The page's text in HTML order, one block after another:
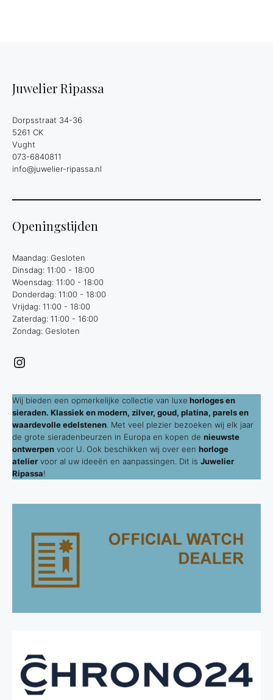
Juwelier Ripassa
Dorpsstraat 34-36
5261 CK
Vught
073-6840811
info@juwelier-ripassa.nl
Openingstijden
Maandag: Gesloten
Dinsdag: 11:00 - 18:00
Woensdag: 11:00 - 18:00
Donderdag: 11:00 - 18:00
Vrijdag: 11:00 - 18:00
Zaterdag: 11:00 - 16:00
Zondag: Gesloten
Instagram
Wij bieden een opmerkelijke collectie van luxe horloges en
sieraden. Klassiek en modern, zilver, goud, platina, parels en
waardevolle edelstenen . Met veel plezier bezoeken wij elk jaar
de grote sieradenbeurzen in Europa en kopen de nieuwste
ontwerpen voor U. Ook beschikken wij over een horloge
atelier voor al uw ideeën en aanpassingen. Dit is Juwelier
Ripassa!